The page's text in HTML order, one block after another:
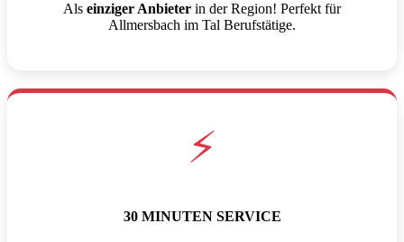
Als einziger Anbieter in der Region! Perfekt für
Allmersbach im Tal Berufstätige.
⚡
30 MINUTEN SERVICE